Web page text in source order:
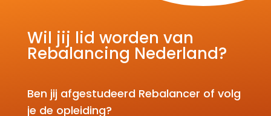
Wil jij lid worden van
Rebalancing Nederland?
Ben jij afgestudeerd Rebalancer of volg
je de opleiding?